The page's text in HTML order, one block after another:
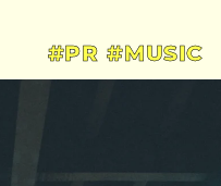
#PR #MUSIC